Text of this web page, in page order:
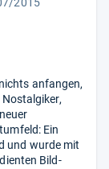
anfangen,
Ein
und wurde mit
Bild-